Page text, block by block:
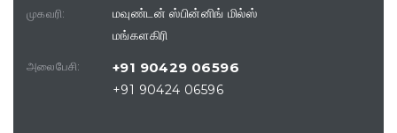
முகவரி:
மவுண்டன் ஸ்பின்னிங் மில்ஸ்
மங்களகிரி
அலைபேசி: +91 90429 06596
+91 90424 06596